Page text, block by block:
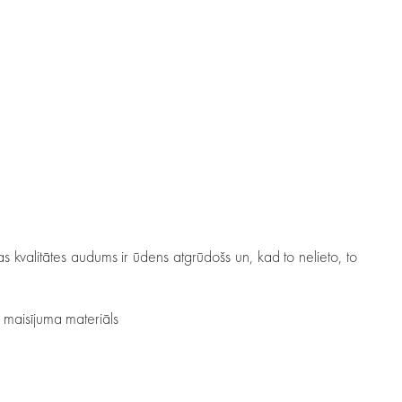
audums ir ūdens atgrūdošs un, kad to nelieto, to
materiāls